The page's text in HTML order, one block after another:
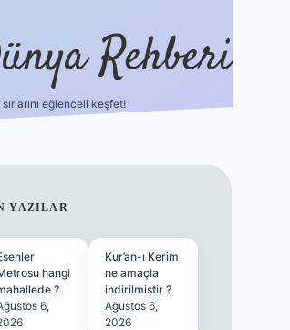
Rehberi
eğlenceli keşfet!
YAZILAR
hangi
?
6,
Kur’an-ı Kerim
ne amaçla
indirilmiştir ?
Ağustos 6,
2026
tulipbet güncel giriş